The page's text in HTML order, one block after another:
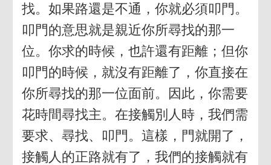
找。如果路還是不通，你就必須叩門。
叩門的意思就是親近你所尋找的那一
位。你求的時候，也許還有距離；但你
叩門的時候，就沒有距離了，你直接在
你所尋找的那一位面前。因此，你需要
花時間尋找主。在接觸別人時，我們需
要求、尋找、叩門。這樣，門就開了，
接觸人的正路就有了，我們的接觸就有